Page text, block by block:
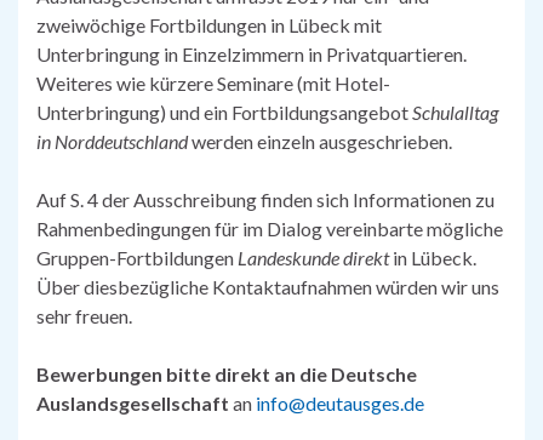
zweiwöchige Fortbildungen in Lübeck mit
Unterbringung in Einzelzimmern in Privatquartieren.
Weiteres wie kürzere Seminare (mit Hotel-
Unterbringung) und ein FortbildungsangebotSchulalltag
in Norddeutschlandwerden einzeln ausgeschrieben.
Auf S. 4 der Ausschreibung finden sich Informationen zu
Rahmenbedingungen für im Dialog vereinbarte mögliche
Gruppen-Fortbildungen Landeskunde direktin Lübeck.
Über diesbezügliche Kontaktaufnahmen würden wir uns
sehr freuen.
Bewerbungen bitte direkt an die Deutsche
Auslandsgesellschaft an info@deutausges.de